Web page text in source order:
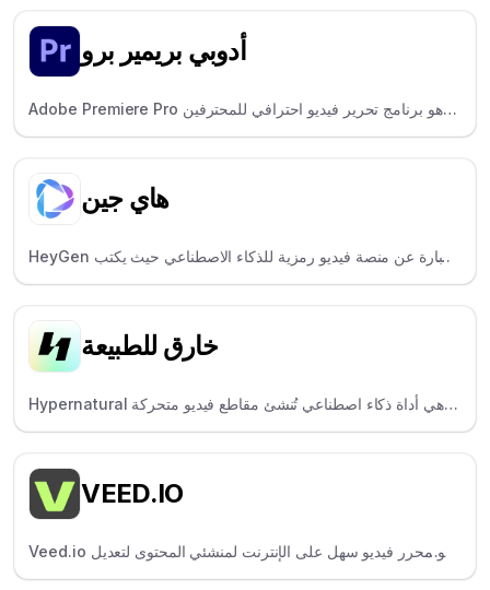
Shorts. أدوبي بريمير برو
Adobe Premiere Pro هو برنامج تحرير فيديو احترافي للمحترفين
وصناع الأفلام، ويوفر التحكم الإبداعي الكامل.
هاي جين
HeyGen عبارة عن منصة فيديو رمزية للذكاء الاصطناعي حيث يكتب
المستخدمون نصًا للحصول على مقطع فيديو، وهو مثالي للمسوقين
خارق للطبيعة
Hypernatural هي أداة ذكاء اصطناعي تُنشئ مقاطع فيديو متحركة
باستخدام أصوات الذكاء الاصطناعي والصور الرمزية، وهي مصممة
VEED.IO
Veed.io هو محرر فيديو سهل على الإنترنت لمنشئي المحتوى لتعديل
المحتوى والتعليق عليه بسرعة.